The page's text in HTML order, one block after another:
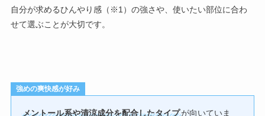
自分が求めるひんやり感（※1）の強さや、使いたい部位に合わ
せて選ぶことが大切です。
強めの爽快感が好み
メントール系や清涼成分を配合したタイプが向いていま